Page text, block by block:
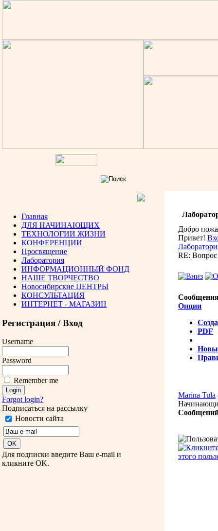
Главная
ДЛЯ НАЧИНАЮЩИХ
ТЕХНОЛОГИИ ЖИЗНИ
КОНФЕРЕНЦИИ
Просвящение
Лаборатория
ИНФОРМАЦИОННЫЙ ФОНД
НАШЕ ТВОРЧЕСТВО
Новосибирские ЦЕНТРЫ
КОНСУЛЬТАЦИЯ
ИНТЕРНЕТ - МАГАЗИН
Регистрация / Вход
Username
Password
Remember me
Forgot login?
Подписаться на рассылку
Новости сайта
Для подписки введите Ваш e-mail и
кликните OK.
Добро
Привет!
RE: Вопрос
Опции
PDF
Marina Tula